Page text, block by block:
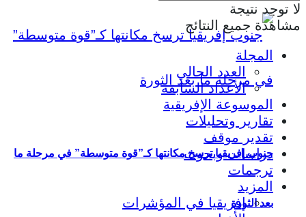
جنوب إفريقيا ترسخ مكانتها كـ”قوة متوسطة” في مرحلة ما
بعد الثورة
لا توجد نتيجة
مشاهدة جميع النتائج
المجلة
العدد الحالي
الأعداد السابقة
الموسوعة الإفريقية
تقارير وتحليلات
تقدير موقف
دراسات وبحوث
ترجمات
المزيد
إفريقيا في المؤشرات